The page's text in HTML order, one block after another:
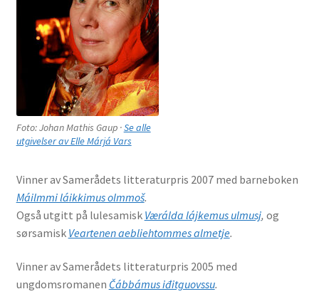
Foto: Johan Mathis Gaup ·Se alle
utgivelser av Elle Márjá Vars
Vinner av Samerådets litteraturpris 2007 med barneboken
Máilmmi láikkimus olmmoš.
Også utgitt på lulesamisk Værálda lájkemus ulmusj, og
sørsamisk Veartenen aebliehtommes almetje.
Vinner av Samerådets litteraturpris 2005 med
ungdomsromanen Čábbámus iđitguovssu.